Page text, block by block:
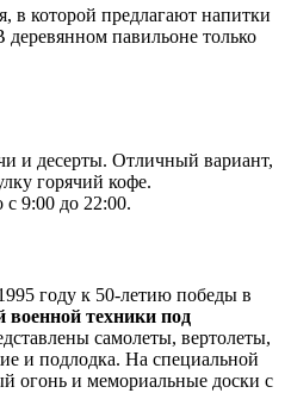
в которой предлагают напитки
павильоне только
и десерты. Отличный вариант,
горячий кофе.
9:00 до 22:00.
году к 50-летию победы в
военной техники под
самолеты, вертолеты,
и подлодка. На специальной
огонь и мемориальные доски с